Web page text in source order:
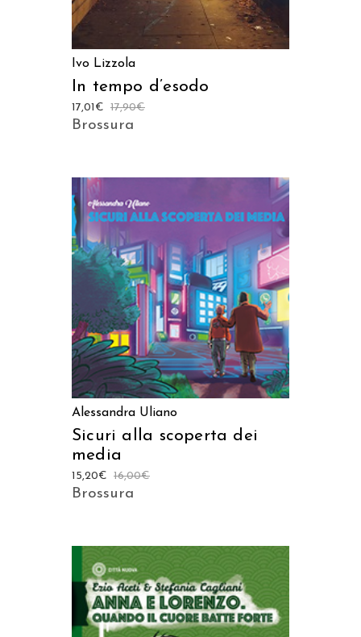
Ivo Lizzola
In tempo d’esodo
17,90€
17,01 €
Brossura
AGGIUNGI AL CARRELLO
Alessandra Uliano
Sicuri alla scoperta dei
media
16,00€
15,20€
Brossura